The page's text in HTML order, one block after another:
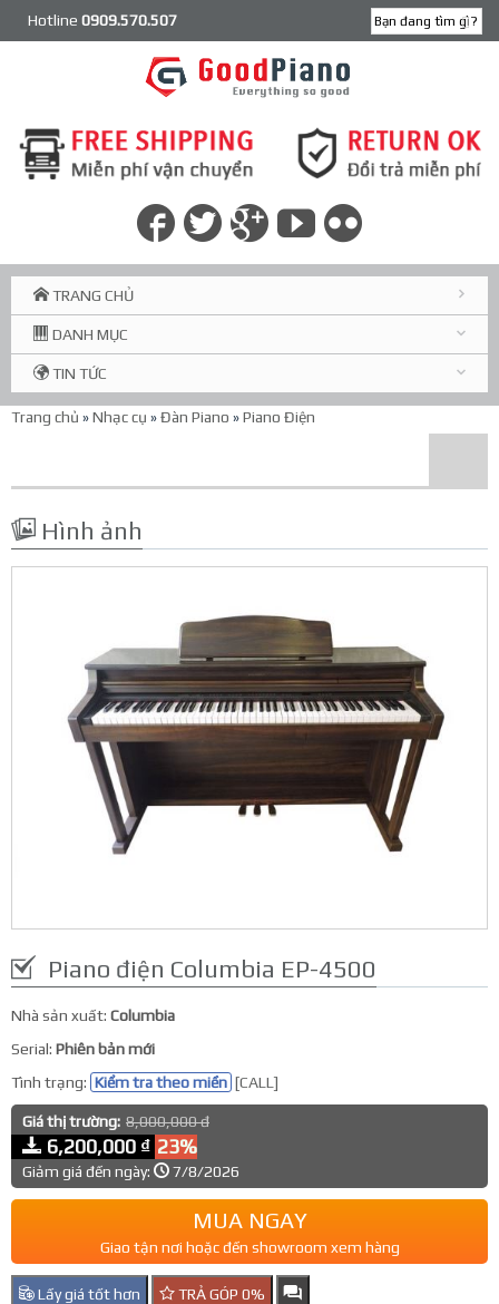
Hotline 0909.570.507
TRANG CHỦ
DANH MỤC
TIN TỨC
Trang chủ »Nhạc cụ »Đàn Piano »Piano Điện
Hình ảnh
Piano điện Columbia EP-4500
Nhà sản xuất: Columbia
Serial: Phiên bản mới
Tình trạng: Kiểm tra theo miền [CALL]
Giá thị trường: 8,000,000 đ
6,200,000 ₫ 23%
Giảm giá đến ngày: 7/8/2026
MUA NGAY
Giao tận nơi hoặc đến showroom xem hàng
Lấy giá tốt hơn TRẢ GÓP 0%